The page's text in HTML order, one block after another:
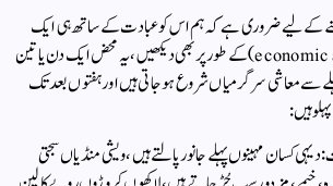
کے لیے ضروری ہے کہ ہم اس کو عبادت کے ساتھ ہی ایک
معاشی سرگرمی (economic activity) کے طور پر بھی دیکھیں، یہ محض ایک دن یا تین
سے معاشی سرگرمیاں شروع ہو جاتی ہیں اور ہفتوں بعد تک
ہیں:
کسان مہینوں پہلے جانور پالتے ہیں، ویشی منڈیاں سجتی